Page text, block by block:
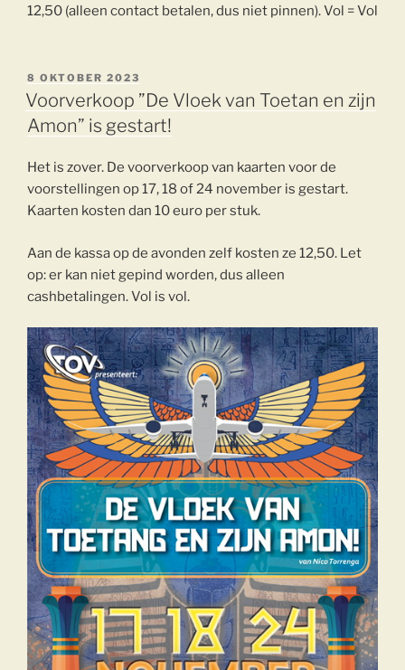
12,50 (alleen contact betalen, dus niet pinnen). Vol = Vol
GEPLAATST
OP
8 OKTOBER 2023
Voorverkoop ”De Vloek van Toetan en zijn
Amon” is gestart!
Het is zover. De voorverkoop van kaarten voor de
voorstellingen op 17, 18 of 24 november is gestart.
Kaarten kosten dan 10 euro per stuk.
Aan de kassa op de avonden zelf kosten ze 12,50. Let
op: er kan niet gepind worden, dus alleen
cashbetalingen. Vol is vol.